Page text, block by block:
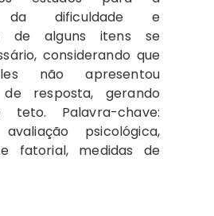
da dificuldade e
de alguns itens se
considerando que
não apresentou
de resposta, gerando
teto. Palavra-chave:
psicológica,
fatorial, medidas de